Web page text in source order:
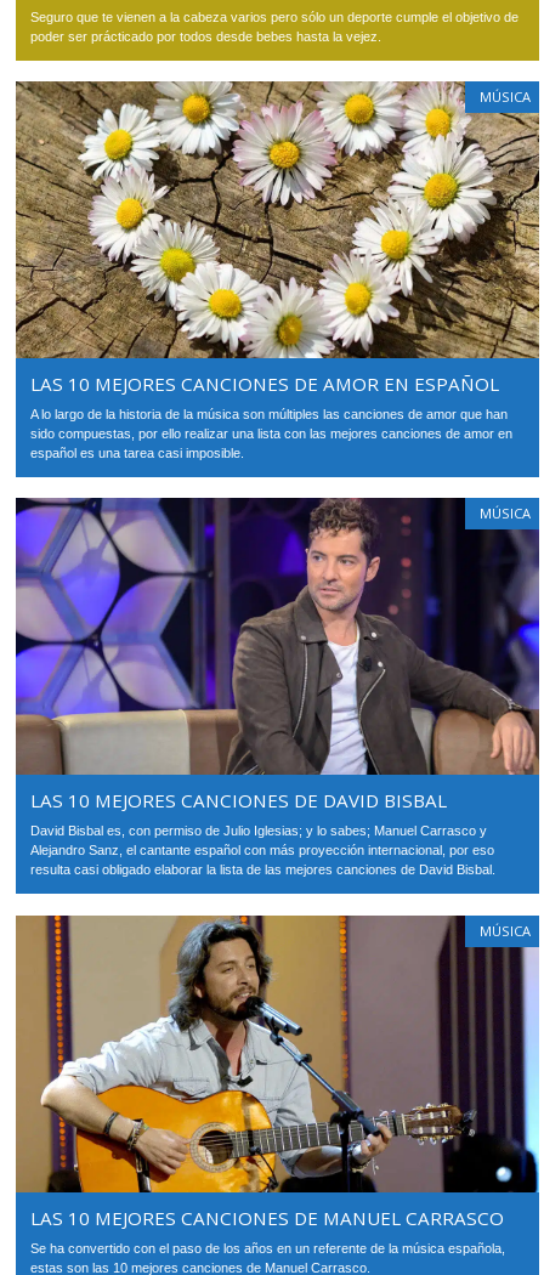
Seguro que te vienen a la cabeza varios pero sólo un deporte cumple el objetivo de
poder ser prácticado por todos desde bebes hasta la vejez.
MÚSICA
LAS 10 MEJORES CANCIONES DE AMOR EN ESPAÑOL
A lo largo de la historia de la música son múltiples las canciones de amor que han
sido compuestas, por ello realizar una lista con las mejores canciones de amor en
español es una tarea casi imposible.
MÚSICA
LAS 10 MEJORES CANCIONES DE DAVID BISBAL
David Bisbal es, con permiso de Julio Iglesias; y lo sabes; Manuel Carrasco y
Alejandro Sanz, el cantante español con más proyección internacional, por eso
resulta casi obligado elaborar la lista de las mejores canciones de David Bisbal.
MÚSICA
LAS 10 MEJORES CANCIONES DE MANUEL CARRASCO
Se ha convertido con el paso de los años en un referente de la música española,
estas son las 10 mejores canciones de Manuel Carrasco.